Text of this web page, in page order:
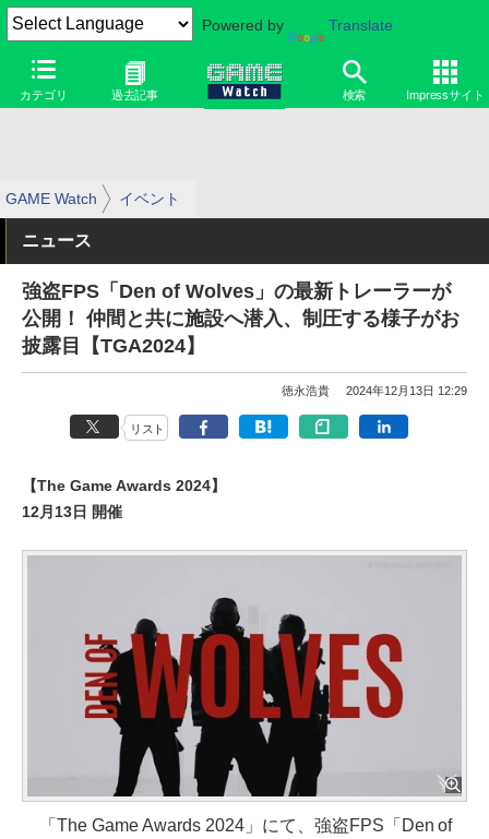
Powered by Translate
カテゴリ 過去記事 検索 Impressサイト
GAME Watch イベント
ニュース
強盗FPS「Den of Wolves」の最新トレーラーが
公開！ 仲間と共に施設へ潜入、制圧する様子がお
披露目【TGA2024】
徳永浩貴 2024年12月13日 12:29
リスト
【The Game Awards 2024】
12月13日 開催
「The Game Awards 2024」にて、強盗FPS「Den of